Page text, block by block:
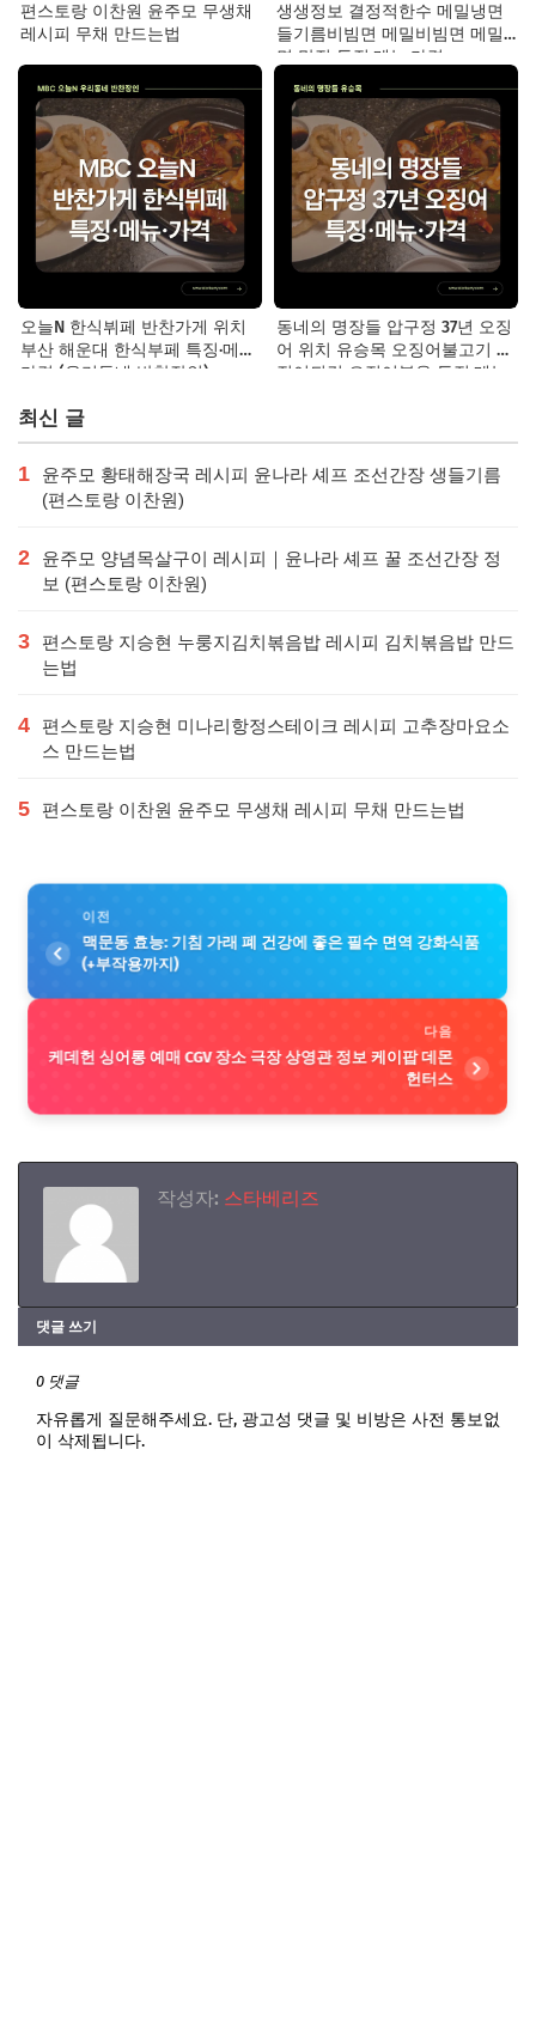
편스토랑 이찬원 윤주모 무생채
레시피 무채 만드는법
생생정보 결정적한수 메밀냉면
들기름비빔면 메밀비빔면 메밀
면 맛집 특징·메뉴·가격
오늘N 한식뷔페 반찬가게 위치
부산 해운대 한식부페 특징·메뉴·
가격 (우리동네 반찬장인)
동네의 명장들 압구정 37년 오징
어 위치 유승목 오징어불고기 오
징어튀김 오징어볶음 특징·메뉴·
최신 글
1
윤주모 황태해장국 레시피 윤나라 셰프 조선간장 생들기름
(편스토랑 이찬원)
2
윤주모 양념목살구이 레시피｜윤나라 셰프 꿀 조선간장 정
보 (편스토랑 이찬원)
3
편스토랑 지승현 누룽지김치볶음밥 레시피 김치볶음밥 만드
는법
4
편스토랑 지승현 미나리항정스테이크 레시피 고추장마요소
스 만드는법
5 편스토랑 이찬원 윤주모 무생채 레시피 무채 만드는법
이전
맥문동 효능: 기침 가래 폐 건강에 좋은 필수 면역 강화식품
(+부작용까지)
다음
케데헌 싱어롱 예매 CGV 장소 극장 상영관 정보 케이팝 데몬
헌터스
작성자: 스타베리즈
댓글 쓰기
0 댓글
자유롭게 질문해주세요. 단, 광고성 댓글 및 비방은 사전 통보없
이 삭제됩니다.